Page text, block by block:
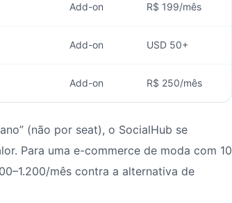
Add-on R$ 199/mês
Add-on USD 50+
Add-on R$ 250/mês
(não por seat), o SocialHub se
Para uma e-commerce de moda com 10
mês contra a alternativa de